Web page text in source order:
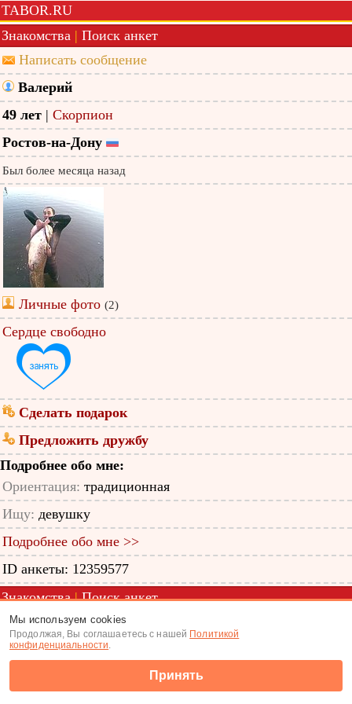
TABOR.RU
Знакомства | Поиск анкет
Написать сообщение
Валерий
49 лет | Скорпион
Ростов-на-Дону
Был более месяца назад
Личные фото (2)
Сердце свободно
Сделать подарок
Предложить дружбу
Подробнее обо мне:
Ориентация: традиционная
Ищу: девушку
Подробнее обо мне >>
ID анкеты: 12359577
Знакомства|Поиск анкет
(c) Tabor.ru 2026
Мы используем cookies
Продолжая, Вы соглашаетесь с нашей Политикой
конфиденциальности.
Принять